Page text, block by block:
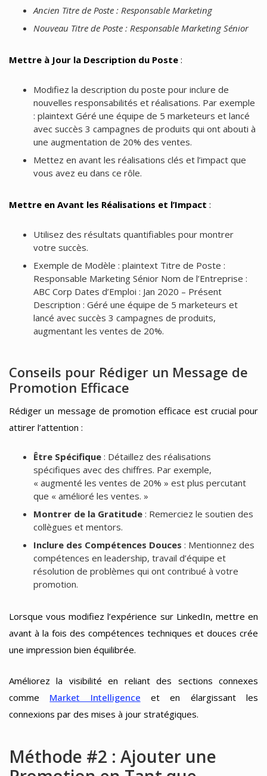
Ancien Titre de Poste : Responsable Marketing
Nouveau Titre de Poste : Responsable Marketing Sénior
Mettre à Jour la Description du Poste :
Modifiez la description du poste pour inclure de
nouvelles responsabilités et réalisations. Par exemple
: plaintext Géré une équipe de 5 marketeurs et lancé
avec succès 3 campagnes de produits qui ont abouti à
une augmentation de 20% des ventes.
Mettez en avant les réalisations clés et l’impact que
vous avez eu dans ce rôle.
Mettre en Avant les Réalisations et l’Impact :
Utilisez des résultats quantifiables pour montrer
votre succès.
Exemple de Modèle : plaintext Titre de Poste :
Responsable Marketing Sénior Nom de l’Entreprise :
ABC Corp Dates d’Emploi : Jan 2020 – Présent
Description : Géré une équipe de 5 marketeurs et
lancé avec succès 3 campagnes de produits,
augmentant les ventes de 20%.
Conseils pour Rédiger un Message de
Promotion Efficace
Rédiger un message de promotion efficace est crucial pour
attirer l’attention :
Être Spécifique: Détaillez des réalisations
spécifiques avec des chiffres. Par exemple,
« augmenté les ventes de 20% » est plus percutant
que « amélioré les ventes. »
Montrer de la Gratitude: Remerciez le soutien des
collègues et mentors.
Inclure des Compétences Douces : Mentionnez des
compétences en leadership, travail d’équipe et
résolution de problèmes qui ont contribué à votre
promotion.
Lorsque vous modifiez l’expérience sur LinkedIn, mettre en
avant à la fois des compétences techniques et douces crée
une impression bien équilibrée.
Améliorez la visibilité en reliant des sections connexes
comme Market Intelligence et en élargissant les
connexions par des mises à jour stratégiques.
Méthode #2 : Ajouter une